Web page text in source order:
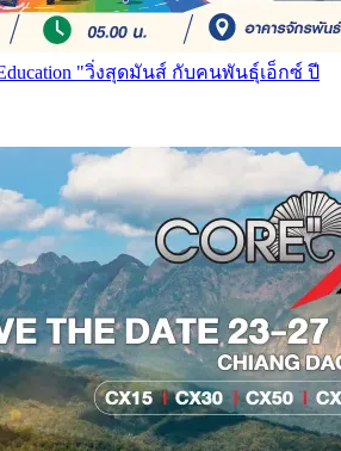
"วิ่งสุดมันส์ กับคนพันธุ์เอ็กซ์ ปี